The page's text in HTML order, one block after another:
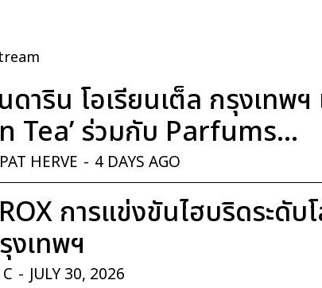
ดาริน โอเรียนเต็ล กรุงเท
ร่วมกับ Parfums...
HERVE - 4 DAYS AGO
การแข่งขันไฮบริดระ
งเทพฯ
- JULY 30, 2026